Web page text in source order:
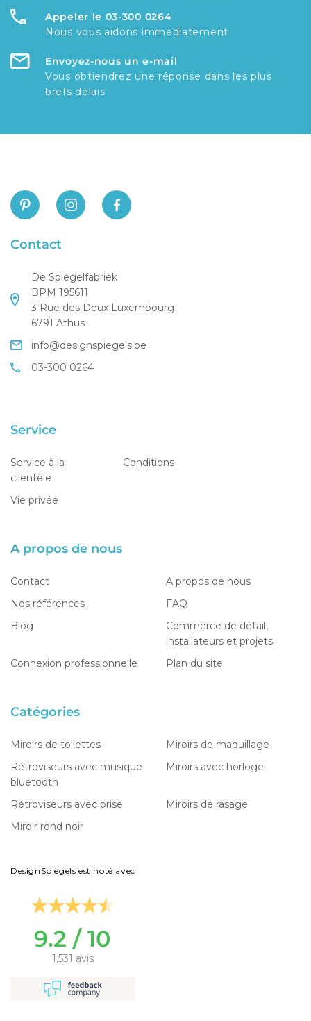
Appeler le 03-300 0264
Nous vous aidons immédiatement
Envoyez-nous un e-mail
Vous obtiendrez une réponse dans les plus
brefs délais
Contact
De Spiegelfabriek
BPM 195611
3 Rue des Deux Luxembourg
6791 Athus
info@designspiegels.be
03-300 0264
Service
Service à la
clientèle
Conditions
Vie privée
A propos de nous
Contact
A propos de nous
Nos références
FAQ
Blog
Commerce de détail,
installateurs et projets
Connexion professionnelle
Plan du site
Catégories
Miroirs de toilettes
Miroirs de maquillage
Rétroviseurs avec musique
bluetooth
Miroirs avec horloge
Rétroviseurs avec prise
Miroirs de rasage
Miroir rond noir
DesignSpiegels est noté avec
9.2 / 10
1,531 avis